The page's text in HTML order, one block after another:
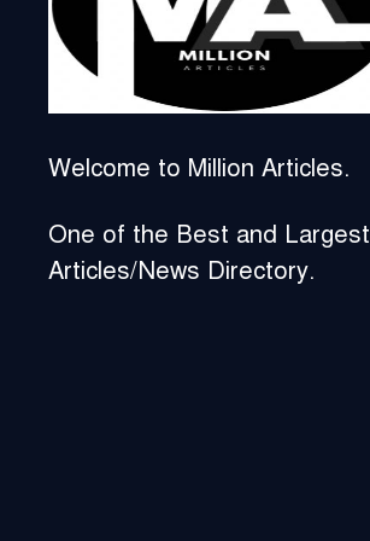
Welcome to Million Articles.
One of the Best and Largest
Articles/News Directory.